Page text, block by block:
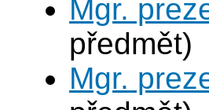
Mgr.
předmět)
Mgr.